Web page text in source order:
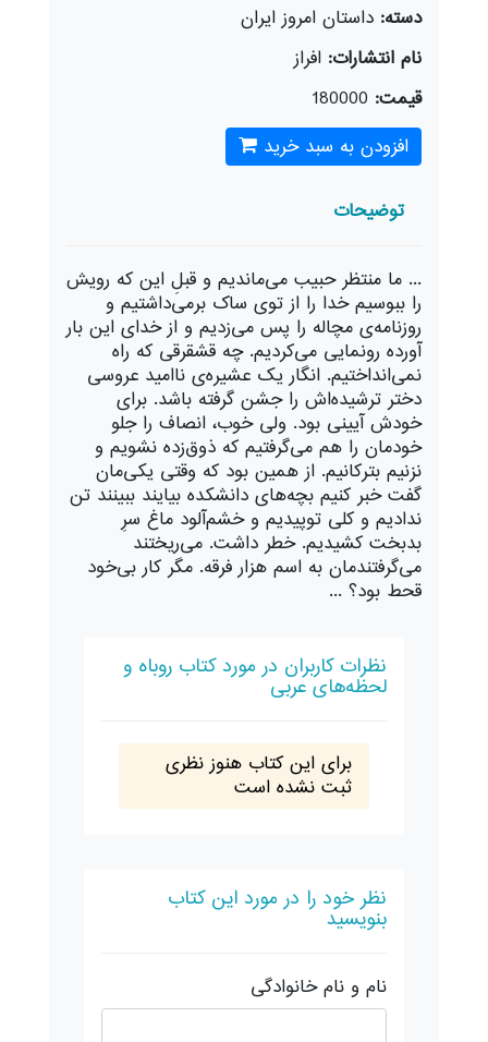
دسته: داستان امروز ایران
نام انتشارات: افراز
قیمت: 180000
افزودن به سبد خرید
توضیحات
... ما منتظر حبیب می‌ماندیم و قبلِ این که رویش
را ببوسیم خدا را از توی ساک برمی‌داشتیم و
روزنامه‌ی مچاله را پس می‌زدیم و از خدای این بار
آورده‌ رونمایی می‌کردیم. چه قشقرقی که راه
نمی‌انداختیم. انگار یک عشیره‌ی ناامید عروسی
دختر ترشیده‌اش را جشن گرفته‌ باشد. برای
خودش آیینی بود. ولی خوب، انصاف را جلو
خودمان را هم می‌گرفتیم که ذوق‌زده نشویم و
نزنیم بترکانیم. از همین بود که وقتی یکی‌مان
گفت خبر کنیم بچه‌های دانشکده بیایند ببینند تن
ندادیم و کلی توپیدیم و خشم‌آلود ماغ سرِ
بدبخت کشیدیم. خطر داشت. می‌ریختند
می‌گرفتندمان به اسم هزار فرقه. مگر کار بی‌خود
قحط بود؟ ...
نظرات کاربران در مورد کتاب روباه و
لحظه‌های عربی
برای این کتاب هنوز نظری
ثبت نشده است
نظر خود را در مورد این کتاب
بنویسید
نام و نام خانوادگی